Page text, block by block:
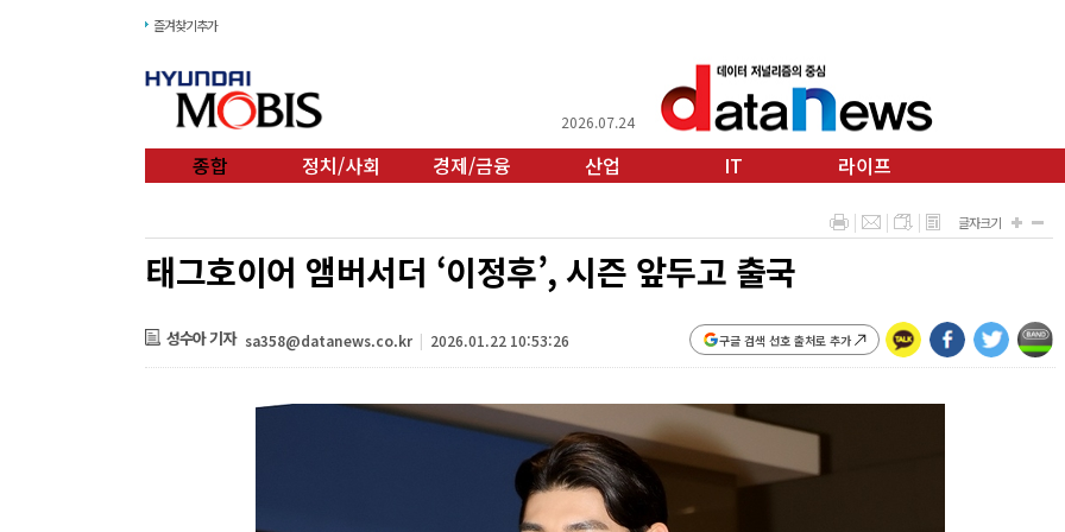
즐겨찾기추가
2026.07.24
종합 정치/사회 경제/금융 산업 IT 라이프
태그호이어 앰버서더 ‘이정후’, 시즌 앞두고 출국
구글 검색 선호 출처로 추가
성수아 기자 sa358@datanews.co.kr | 2026.01.22 10:53:26
글자크기